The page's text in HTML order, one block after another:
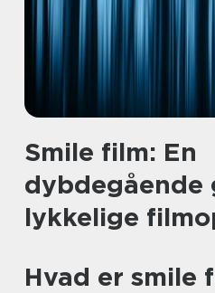
Smile film: En
dybdegående
lykkelige
Hvad er smile